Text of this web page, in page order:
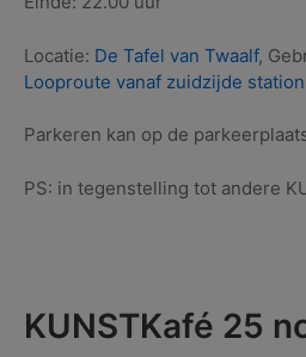
Locatie: De Tafel van Twaalf,
Looproute vanaf zuidzijde
Parkeren kan op de
PS: in tegenstelling tot andere
KUNSTKafé 25